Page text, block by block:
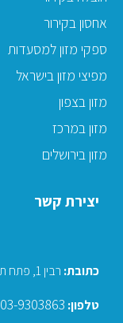
אחסון בקירור
ספקי מזון למסעדות
מפיצי מזון בישראל
מזון בצפון
מזון במרכז
מזון בירושלים
יצירת קשר
כתובת: רבין 1, פתח תקווה
טלפון: 03-9303863